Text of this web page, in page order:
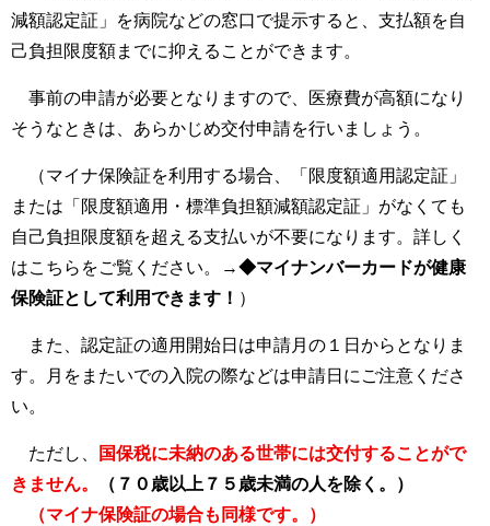
減額認定証」を病院などの窓口で提示すると、支払額を自
己負担限度額までに抑えることができます。
事前の申請が必要となりますので、医療費が高額になり
そうなときは、あらかじめ交付申請を行いましょう。
（マイナ保険証を利用する場合、「限度額適用認定証」
または「限度額適用・標準負担額減額認定証」がなくても
自己負担限度額を超える支払いが不要になります。詳しく
はこちらをご覧ください。→◆マイナンバーカードが健康
保険証として利用できます！ ）
また、認定証の適用開始日は申請月の１日からとなりま
す。月をまたいでの入院の際などは申請日にご注意くださ
い。
ただし、
国保税に未納のある世帯には交付することがで
きません。
（７０歳以上７５歳未満の人を除く。）
（マイナ保険証の場合も同様です。）